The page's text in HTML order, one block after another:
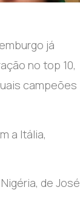
já
no top 10,
campeões
a Itália,
de José